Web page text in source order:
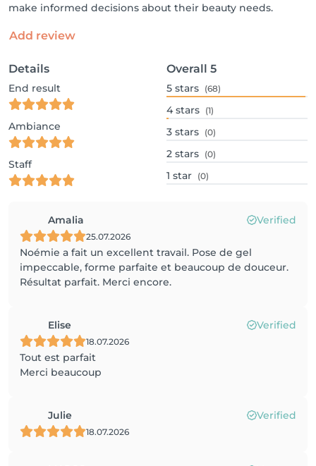
make informed decisions about their beauty needs.
Add review
Details
End result
Ambiance
Staff
Overall 5
5 stars (68)
4 stars (1)
3 stars (0)
2 stars (0)
1 star (0)
Amalia Verified
25.07.2026
Noémie a fait un excellent travail. Pose de gel
impeccable, forme parfaite et beaucoup de douceur.
Résultat parfait. Merci encore.
Elise Verified
18.07.2026
Tout est parfait
Merci beaucoup
Julie Verified
18.07.2026